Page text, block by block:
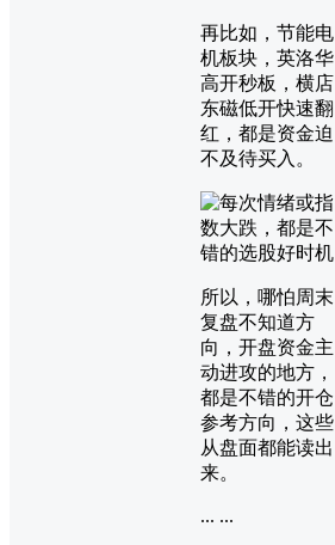
再比如，节能电
机板块，英洛华
高开秒板，横店
东磁低开快速翻
红，都是资金迫
不及待买入。
所以，哪怕周末
复盘不知道方
向，开盘资金主
动进攻的地方，
都是不错的开仓
参考方向，这些
从盘面都能读出
来。
... ...